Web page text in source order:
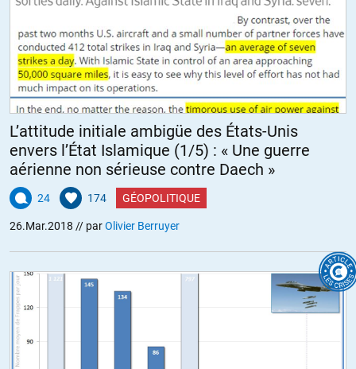
L’attitude initiale ambigüe des États-Unis
envers l’État Islamique (1/5) : « Une guerre
aérienne non sérieuse contre Daech »
24 174 GÉOPOLITIQUE
26.Mar.2018 // parOlivier Berruyer